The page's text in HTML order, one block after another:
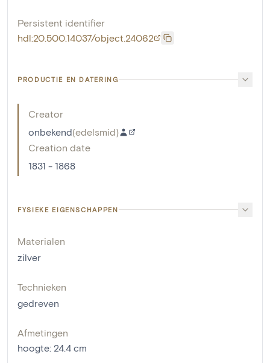
Persistent identifier
hdl:20.500.14037/object.24062
PRODUCTIE EN DATERING
Creator
onbekend(edelsmid)
Creation date
1831 - 1868
FYSIEKE EIGENSCHAPPEN
Materialen
zilver
Technieken
gedreven
Afmetingen
hoogte: 24.4 cm